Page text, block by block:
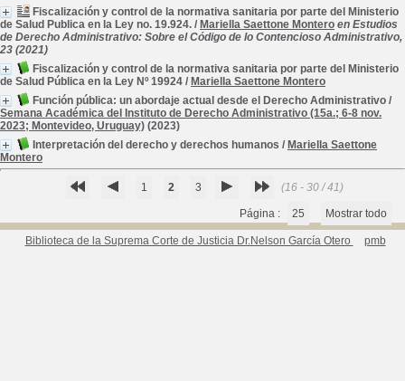
Fiscalización y control de la normativa sanitaria por parte del Ministerio
de Salud Publica en la Ley no. 19.924. / Mariella Saettone Montero en Estudios
de Derecho Administrativo: Sobre el Código de lo Contencioso Administrativo,
23 (2021)
Fiscalización y control de la normativa sanitaria por parte del Ministerio
de Salud Pública en la Ley Nº 19924 / Mariella Saettone Montero
Función pública: un abordaje actual desde el Derecho Administrativo /
Semana Académica del Instituto de Derecho Administrativo (15a.; 6-8 nov.
2023; Montevideo, Uruguay) (2023)
Interpretación del derecho y derechos humanos / Mariella Saettone
Montero
1 2 3 (16 - 30 / 41)
Página : 25 Mostrar todo
Biblioteca de la Suprema Corte de Justicia Dr.Nelson García Otero pmb